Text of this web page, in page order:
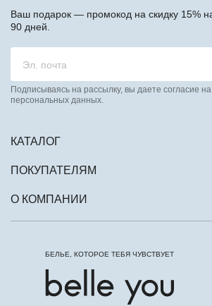
КАТАЛОГ
ПОКУПАТЕЛЯМ
О КОМПАНИИ
Ваш подарок — промокод на скидку 15%
90 дней.
Подписываясь на рассылку, вы даете согласие
персональных данных.
БЕЛЬЕ, КОТОРОЕ ТЕБЯ ЧУВСТВУЕТ